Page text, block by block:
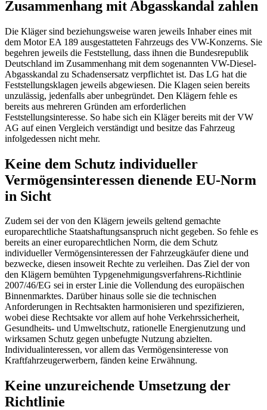
Zusammenhang mit Abgasskandal zahlen
Die Kläger sind beziehungsweise waren jeweils Inhaber eines mit
dem Motor EA 189 ausgestatteten Fahrzeugs des VW-Konzerns. Sie
begehren jeweils die Feststellung, dass ihnen die Bundesrepublik
Deutschland im Zusammenhang mit dem sogenannten VW-Diesel-
Abgasskandal zu Schadensersatz verpflichtet ist. Das LG hat die
Feststellungsklagen jeweils abgewiesen. Die Klagen seien bereits
unzulässig, jedenfalls aber unbegründet. Den Klägern fehle es
bereits aus mehreren Gründen am erforderlichen
Feststellungsinteresse. So habe sich ein Kläger bereits mit der VW
AG auf einen Vergleich verständigt und besitze das Fahrzeug
infolgedessen nicht mehr.
Keine dem Schutz individueller
Vermögensinteressen dienende EU-Norm
in Sicht
Zudem sei der von den Klägern jeweils geltend gemachte
europarechtliche Staatshaftungsanspruch nicht gegeben. So fehle es
bereits an einer europarechtlichen Norm, die dem Schutz
individueller Vermögensinteressen der Fahrzeugkäufer diene und
bezwecke, diesen insoweit Rechte zu verleihen. Das Ziel der von
den Klägern bemühten Typgenehmigungsverfahrens-Richtlinie
2007/46/EG sei in erster Linie die Vollendung des europäischen
Binnenmarktes. Darüber hinaus solle sie die technischen
Anforderungen in Rechtsakten harmonisieren und spezifizieren,
wobei diese Rechtsakte vor allem auf hohe Verkehrssicherheit,
Gesundheits- und Umweltschutz, rationelle Energienutzung und
wirksamen Schutz gegen unbefugte Nutzung abzielten.
Individualinteressen, vor allem das Vermögensinteresse von
Kraftfahrzeugerwerbern, fänden keine Erwähnung.
Keine unzureichende Umsetzung der
Richtlinie